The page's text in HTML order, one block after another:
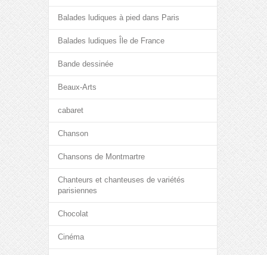
Balades ludiques à pied dans Paris
Balades ludiques Île de France
Bande dessinée
Beaux-Arts
cabaret
Chanson
Chansons de Montmartre
Chanteurs et chanteuses de variétés
parisiennes
Chocolat
Cinéma